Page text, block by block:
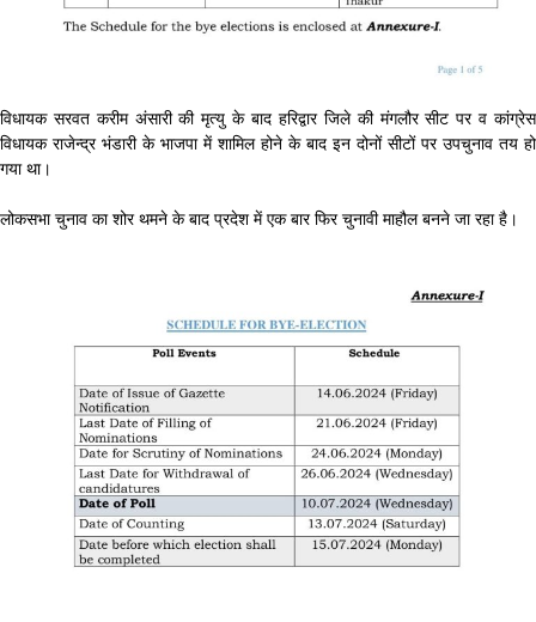
विधायक सरवत करीम अंसारी की मृत्यु के बाद हरिद्वार जिले की मंगलौर सीट पर व कांग्रेस
विधायक राजेन्द्र भंडारी के भाजपा में शामिल होने के बाद इन दोनों सीटों पर उपचुनाव तय हो
गया था।
लोकसभा चुनाव का शोर थमने के बाद प्रदेश में एक बार फिर चुनावी माहौल बनने जा रहा है।